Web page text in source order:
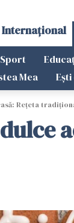
Internațional
Sport
Mea
Rețeta